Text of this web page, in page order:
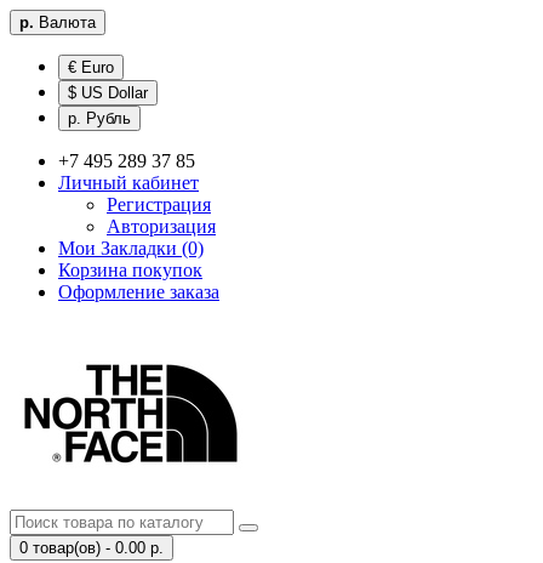
р. Валюта
€ Euro
$ US Dollar
р. Рубль
+7 495 289 37 85
Личный кабинет
Регистрация
Авторизация
Мои Закладки (0)
Корзина покупок
Оформление заказа
0 товар(ов) - 0.00 р.